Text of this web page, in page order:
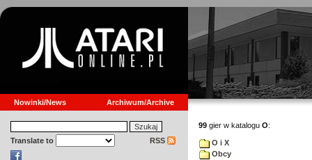
Nowinki/News Archiwum/Archive
Translate to RSS
99 gier w katalogu O:
O i X
Obcy